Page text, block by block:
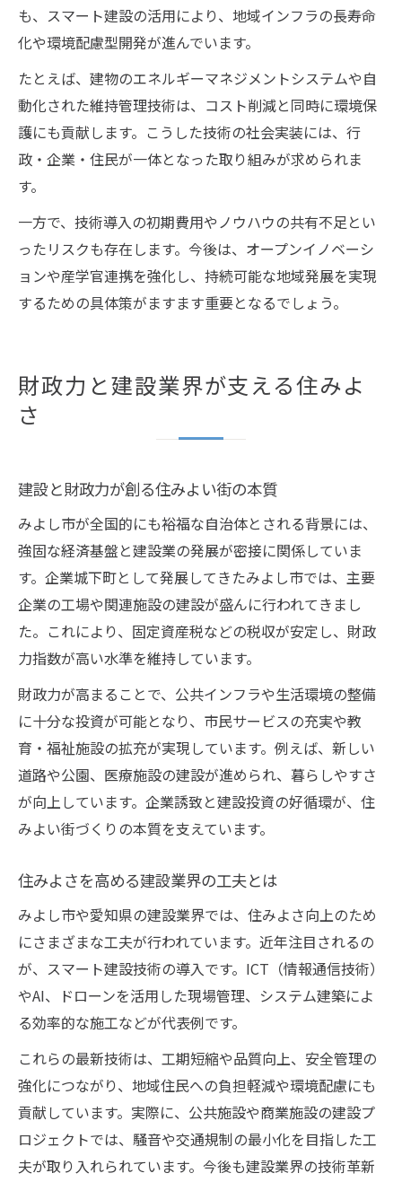
も、スマート建設の活用により、地域インフラの長寿命
化や環境配慮型開発が進んでいます。
たとえば、建物のエネルギーマネジメントシステムや自
動化された維持管理技術は、コスト削減と同時に環境保
護にも貢献します。こうした技術の社会実装には、行
政・企業・住民が一体となった取り組みが求められま
す。
一方で、技術導入の初期費用やノウハウの共有不足とい
ったリスクも存在します。今後は、オープンイノベーシ
ョンや産学官連携を強化し、持続可能な地域発展を実現
するための具体策がますます重要となるでしょう。
財政力と建設業界が支える住みよ
さ
建設と財政力が創る住みよい街の本質
みよし市が全国的にも裕福な自治体とされる背景には、
強固な経済基盤と建設業の発展が密接に関係していま
す。企業城下町として発展してきたみよし市では、主要
企業の工場や関連施設の建設が盛んに行われてきまし
た。これにより、固定資産税などの税収が安定し、財政
力指数が高い水準を維持しています。
財政力が高まることで、公共インフラや生活環境の整備
に十分な投資が可能となり、市民サービスの充実や教
育・福祉施設の拡充が実現しています。例えば、新しい
道路や公園、医療施設の建設が進められ、暮らしやすさ
が向上しています。企業誘致と建設投資の好循環が、住
みよい街づくりの本質を支えています。
住みよさを高める建設業界の工夫とは
みよし市や愛知県の建設業界では、住みよさ向上のため
にさまざまな工夫が行われています。近年注目されるの
が、スマート建設技術の導入です。ICT（情報通信技術）
やAI、ドローンを活用した現場管理、システム建築によ
る効率的な施工などが代表例です。
これらの最新技術は、工期短縮や品質向上、安全管理の
強化につながり、地域住民への負担軽減や環境配慮にも
貢献しています。実際に、公共施設や商業施設の建設プ
ロジェクトでは、騒音や交通規制の最小化を目指した工
夫が取り入れられています。今後も建設業界の技術革新